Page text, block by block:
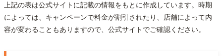
上記の表は公式サイトに記載の情報をもとに作成しています。時期
によっては、キャンペーンで料金が割引されたり、店舗によって内
容が変わることもありますので、公式サイトでご確認ください。